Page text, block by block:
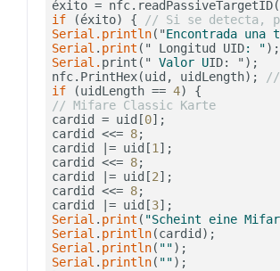
if (éxito) {
// Si se detecta,
Serial .println("Encontrada una
Serial . print (" Longitud UID: ");
Serial . print(" Valor UID: ");
nfc.PrintHex(uid, uidLength);
//
if (uidLength == 4)
// Mifare Classic Karte
cardid = uid[0
cardid <<= 8
cardid |= uid[1
cardid <<= 8
cardid |= uid[2
cardid <<= 8
cardid |= uid[3
Serial . print ( "Scheint eine
Serial . println
Serial . println( ""
Serial . println( ""